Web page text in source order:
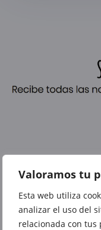
Valoramos tu
Esta web utiliza
analizar el uso del
relacionada con tus
También